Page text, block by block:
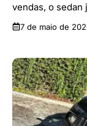
vendas, o sedan
7 de maio de